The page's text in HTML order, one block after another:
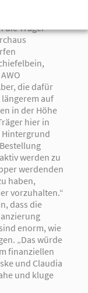
die
die Träger
die dafür
auf
in der Höhe
hier in
Hintergrund
werden zu
werdenden
haben,
vorzuhalten.“
dass die
enorm, wie
„Das würde
finanziellen
und Claudia
und kluge